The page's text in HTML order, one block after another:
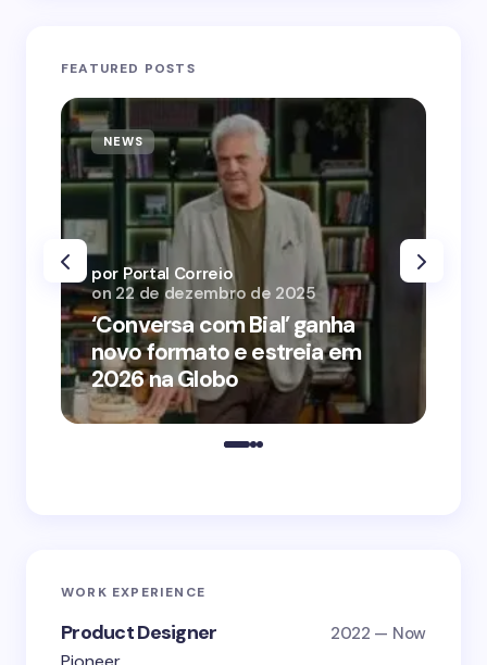
FEATURED POSTS
NEWS
‘Conversa com Bial’ ganha
novo formato e estreia em
2026 na Globo
por Portal Correio
on 22 de dezembro de 2025
WORK EXPERIENCE
Product Designer 2022 — Now